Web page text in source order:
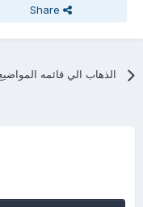
Share
الذهاب الي قائمه المواضيع